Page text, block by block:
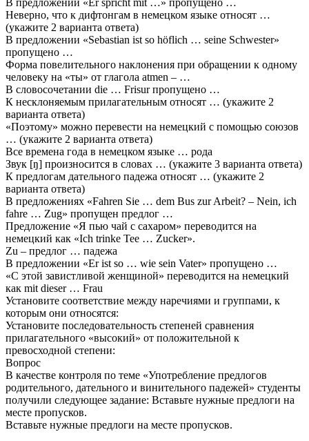
В предложении «Er spricht mit …» пропущено …
Неверно, что к дифтонгам в немецком языке относят …
(укажите 2 варианта ответа)
В предложении «Sebastian ist so höflich … seine Schwester»
пропущено …
Форма повелительного наклонения при обращении к одному
человеку на «ты» от глагола atmen – …
В словосочетании die … Frisur пропущено …
К несклоняемым прилагательным относят … (укажите 2
варианта ответа)
«Поэтому» можно перевести на немецкий с помощью союзов
… (укажите 2 варианта ответа)
Все времена года в немецком языке … рода
Звук [ŋ] произносится в словах … (укажите 3 варианта ответа)
К предлогам дательного падежа относят … (укажите 2
варианта ответа)
В предложениях «Fahren Sie … dem Bus zur Arbeit? – Nein, ich
fahre … Zug» пропущен предлог …
Предложение «Я пью чай с сахаром» переводится на
немецкий как «Ich trinke Tee … Zucker».
Zu – предлог … падежа
В предложении «Er ist so … wie sein Vater» пропущено …
«С этой завистливой женщиной» переводится на немецкий
как mit dieser … Frau
Установите соответствие между наречиями и группами, к
которым они относятся:
Установите последовательность степеней сравнения
прилагательного «высокий» от положительной к
превосходной степени:
Вопрос
В качестве контроля по теме «Употребление предлогов
родительного, дательного и винительного падежей» студенты
получили следующее задание: Вставьте нужные предлоги на
месте пропусков.
Вставьте нужные предлоги на месте пропусков.